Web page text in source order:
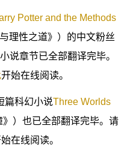
Potter and the Methods
理性之道》）的中文粉丝
说章节已全部翻译完毕。
开始在线阅读。
篇科幻小说Three Worlds
》）也已全部翻译完毕。请
在线阅读。